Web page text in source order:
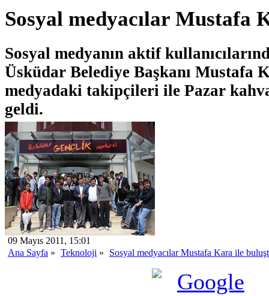
Sosyal medyacılar Mustafa
Sosyal medyanın aktif
Üsküdar Belediye Başkanı Mustafa
medyadaki takipçileri ile Pazar
geldi.
09 Mayıs 2011, 15:01
Ana Sayfa » Teknoloji » Sosyal medyacılar Mustafa Kara ile